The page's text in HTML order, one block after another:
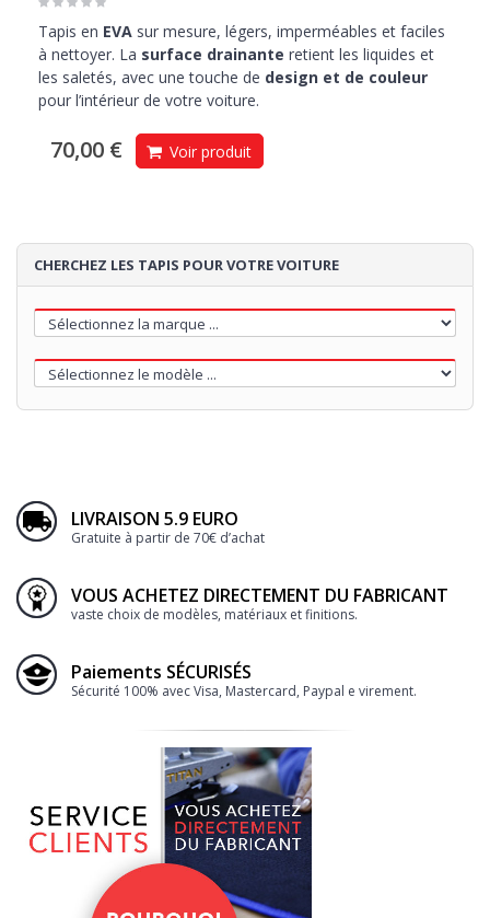
Tapis en EVA sur mesure, légers, imperméables et faciles
à nettoyer. La surface drainante retient les liquides et
les saletés, avec une touche de design et de couleur
pour l’intérieur de votre voiture.
70,00 € Voir produit
CHERCHEZ LES TAPIS POUR VOTRE VOITURE
LIVRAISON 5.9 EURO
Gratuite à partir de 70€ d’achat
VOUS ACHETEZ DIRECTEMENT DU FABRICANT
vaste choix de modèles, matériaux et finitions.
Paiements SÉCURISÉS
Sécurité 100% avec Visa, Mastercard, Paypal e virement.